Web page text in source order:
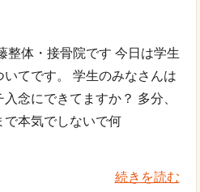
整体・接骨院です 今日は学生
てです。 学生のみなさんは
念にできてますか？ 多分、
で本気でしないで何
続きを読む